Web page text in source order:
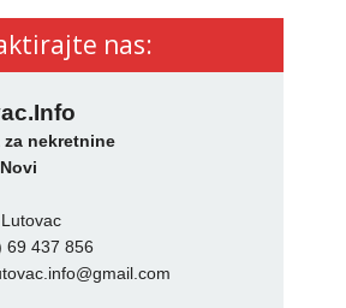
nas:
nekretnine
69 437 856